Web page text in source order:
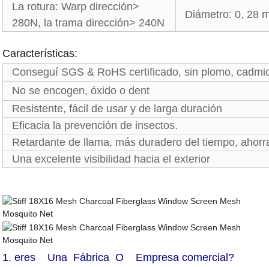
La rotura: Warp dirección>
280N, la trama dirección> 240N
Diámetro: 0, 28
Características:
Conseguí SGS & RoHS certificado, sin plomo,
No se encogen, óxido o dent
Resistente, fácil de usar y de larga duración
Eficacia la prevención de insectos.
Retardante de llama, más duradero del tiempo,
Una excelente visibilidad hacia el exterior
1.eres Una Fábrica O Empresa comercial?